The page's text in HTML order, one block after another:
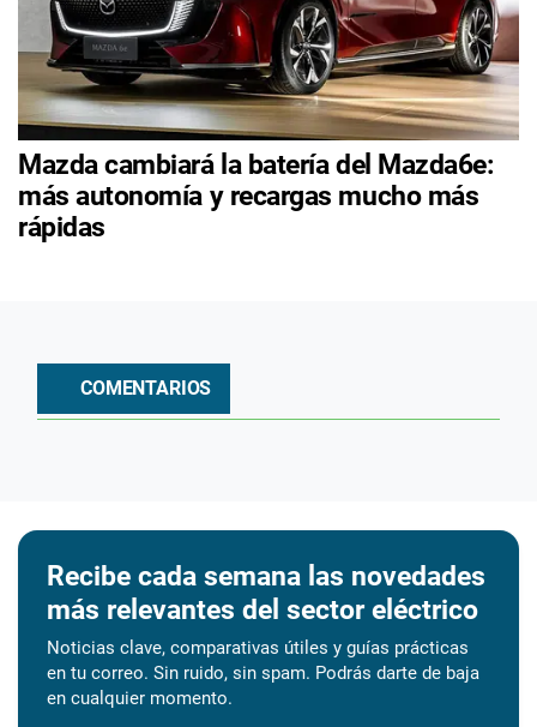
Mazda cambiará la batería del Mazda6e:
más autonomía y recargas mucho más
rápidas
COMENTARIOS
Recibe cada semana las novedades
más relevantes del sector eléctrico
Noticias clave, comparativas útiles y guías prácticas
en tu correo. Sin ruido, sin spam. Podrás darte de baja
en cualquier momento.